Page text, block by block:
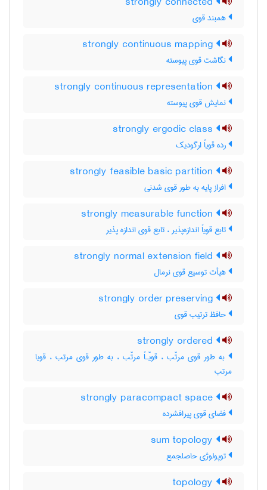
همبند قوی
نگاشت قوی پیوسته
نمایش قوی پیوسته
رده قویاً ارگودیک
افراز پایه به طور قوی شدنی
تابع قویاً اندازه‌پذیر ، تابع قوی اندازه پذیر
هیأت توسیع قوی نرمال
حافظ ترتیب قوی
به طور قوی مرتّب ، قویّـاً مرتّب ، به طور قوی مرتب ، قویا
مرتب
فضای قوی پیرافشرده
توپولوژی حاصلجمع